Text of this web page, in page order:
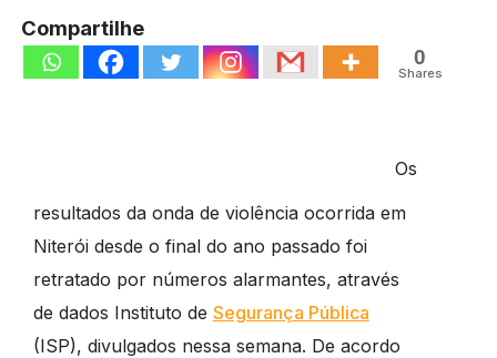
Compartilhe
0
Shares
Os
resultados da onda de violência ocorrida em
Niterói desde o final do ano passado foi
retratado por números alarmantes, através
de dados Instituto de Segurança Pública
(ISP), divulgados nessa semana. De acordo